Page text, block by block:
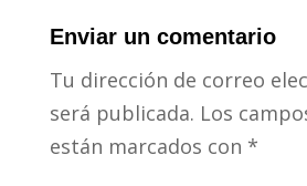
Enviar un comentario
Tu dirección de correo
será publicada. Los
están marcados con *